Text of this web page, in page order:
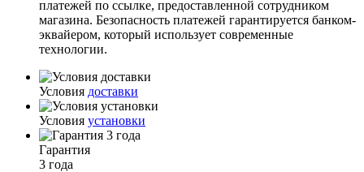
платежей по ссылке, предоставленной сотрудником
магазина. Безопасность платежей гарантируется банком-
эквайером, который использует современные
технологии.
Условия доставки
Условия установки
Гарантия
3 года